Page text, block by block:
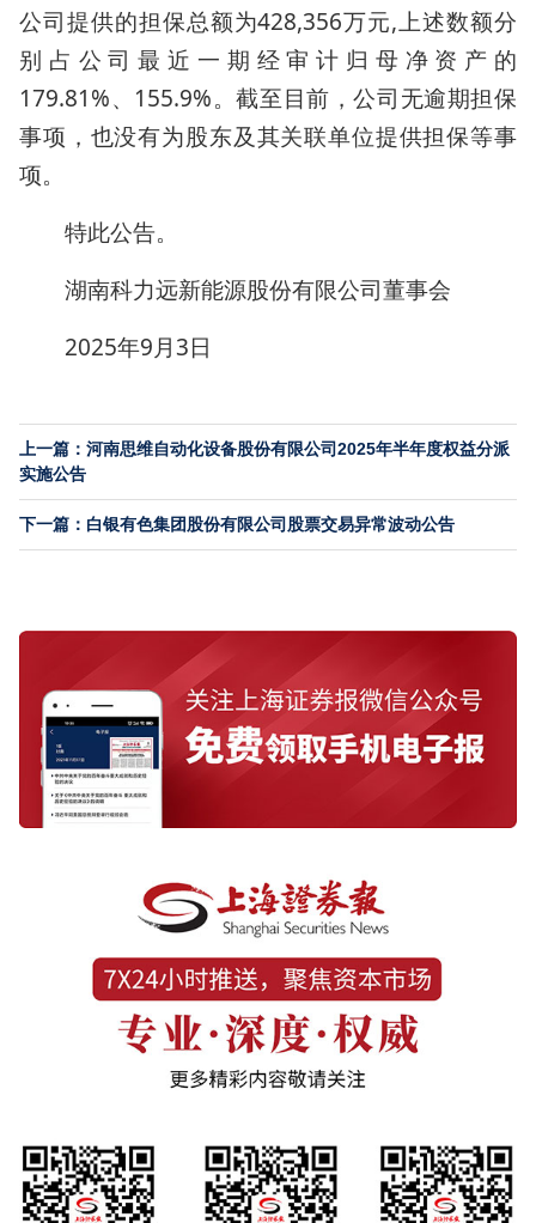
公司提供的担保总额为428,356万元,上述数额分
别占公司最近一期经审计归母净资产的
179.81%、155.9%。截至目前，公司无逾期担保
事项，也没有为股东及其关联单位提供担保等事
项。
特此公告。
湖南科力远新能源股份有限公司董事会
2025年9月3日
上一篇：河南思维自动化设备股份有限公司2025年半年度权益分派
实施公告
下一篇：白银有色集团股份有限公司股票交易异常波动公告